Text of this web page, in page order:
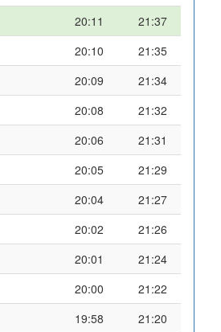
20:11
21:37
20:10
21:35
20:09
21:34
20:08
21:32
20:06
21:31
20:05
21:29
20:04
21:27
20:02
21:26
20:01
21:24
20:00
21:22
19:58
21:20